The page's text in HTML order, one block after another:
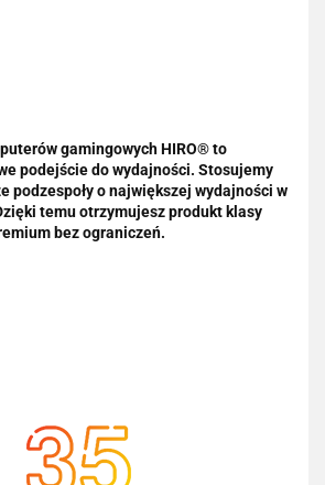
gamingowych HIRO® to
podejście do wydajności. Stosujemy
podzespoły o największej wydajności w
temu otrzymujesz produkt klasy
bez ograniczeń.